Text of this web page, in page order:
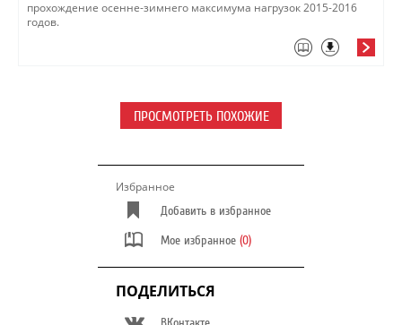
прохождение осенне-зимнего максимума нагрузок 2015-2016
годов.
ПРОСМОТРЕТЬ ПОХОЖИЕ
Избранное
Добавить в избранное
Мое избранное (0)
ПОДЕЛИТЬСЯ